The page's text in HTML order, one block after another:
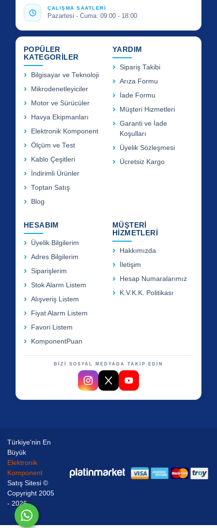
ÇALIŞMA SAATLERİ
Pazartesi - Cuma: 09:00 - 18:00
POPÜLER
KATEGORİLER
Bilgisayar ve Teknoloji
Mikrodenetleyiciler
Motor ve Sürücüler
Havya Ekipmanları
Elektronik Komponent
Ölçüm ve Test
Kablo Çeşitleri
İndirimli Ürünler
Toptan Satış
Blog
YARDIM
Sipariş Takibi
Arıza Formu
İade Formu
Müşteri Hizmetleri
Garanti ve İade
Koşulları
Üyelik Sözleşmesi
Ücretsiz Kargo
HESABIM
Üyelik Bilgilerim
Adres Bilgilerim
Siparişlerim
Stok Alarm Listem
Alışveriş Listem
Fiyat Alarm Listem
Favori Listem
KomponentPuan
MÜŞTERİ
HİZMETLERİ
Hakkımızda
İletişim
Hesap Numaralarımız
K.V.K.K. Politikası
BİZİ SOSYAL MEDYADA TAKİP EDİN
Türkiye'nin En
Büyük
Elektronik
Komponent
Satış Sitesi ©
Copyright 2005
- 2026